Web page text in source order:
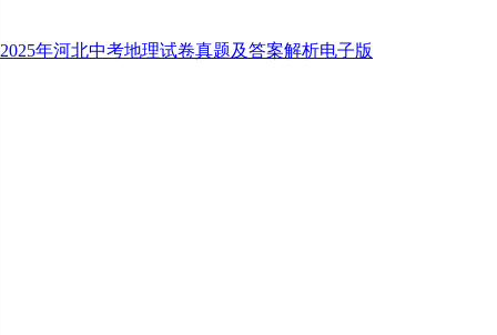
2025年河北中考地理试卷真题及答案解析电子版